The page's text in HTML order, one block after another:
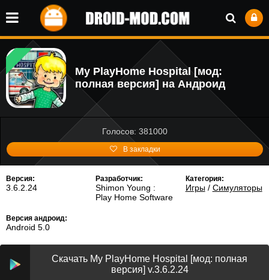
My PlayHome Hospital [мод:
полная версия] на Андроид
Голосов: 381000
В закладки
Версия:
3.6.2.24
Разработчик:
Shimon Young :
Play Home Software
Категория:
Игры/ Симуляторы
Версия андроид:
Android 5.0
Скачать My PlayHome Hospital [мод: полная
версия] v.3.6.2.24